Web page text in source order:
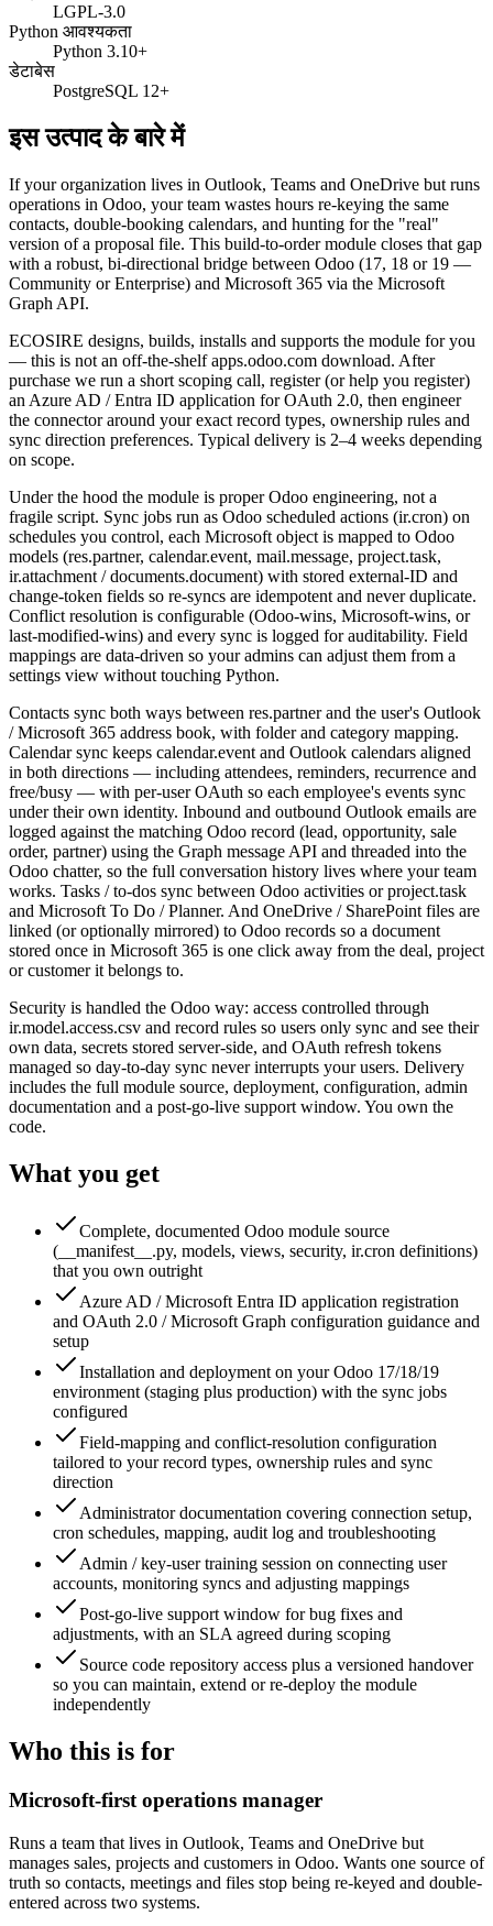
LGPL-3.0
Python आवश्यकता
Python 3.10+
डेटाबेस
PostgreSQL 12+
इस उत्पाद के बारे में
If your organization lives in Outlook, Teams and OneDrive but runs
operations in Odoo, your team wastes hours re-keying the same
contacts, double-booking calendars, and hunting for the "real"
version of a proposal file. This build-to-order module closes that gap
with a robust, bi-directional bridge between Odoo (17, 18 or 19 —
Community or Enterprise) and Microsoft 365 via the Microsoft
Graph API.
ECOSIRE designs, builds, installs and supports the module for you
— this is not an off-the-shelf apps.odoo.com download. After
purchase we run a short scoping call, register (or help you register)
an Azure AD / Entra ID application for OAuth 2.0, then engineer
the connector around your exact record types, ownership rules and
sync direction preferences. Typical delivery is 2–4 weeks depending
on scope.
Under the hood the module is proper Odoo engineering, not a
fragile script. Sync jobs run as Odoo scheduled actions (ir.cron) on
schedules you control, each Microsoft object is mapped to Odoo
models (res.partner, calendar.event, mail.message, project.task,
ir.attachment / documents.document) with stored external-ID and
change-token fields so re-syncs are idempotent and never duplicate.
Conflict resolution is configurable (Odoo-wins, Microsoft-wins, or
last-modified-wins) and every sync is logged for auditability. Field
mappings are data-driven so your admins can adjust them from a
settings view without touching Python.
Contacts sync both ways between res.partner and the user's Outlook
/ Microsoft 365 address book, with folder and category mapping.
Calendar sync keeps calendar.event and Outlook calendars aligned
in both directions — including attendees, reminders, recurrence and
free/busy — with per-user OAuth so each employee's events sync
under their own identity. Inbound and outbound Outlook emails are
logged against the matching Odoo record (lead, opportunity, sale
order, partner) using the Graph message API and threaded into the
Odoo chatter, so the full conversation history lives where your team
works. Tasks / to-dos sync between Odoo activities or project.task
and Microsoft To Do / Planner. And OneDrive / SharePoint files are
linked (or optionally mirrored) to Odoo records so a document
stored once in Microsoft 365 is one click away from the deal, project
or customer it belongs to.
Security is handled the Odoo way: access controlled through
ir.model.access.csv and record rules so users only sync and see their
own data, secrets stored server-side, and OAuth refresh tokens
managed so day-to-day sync never interrupts your users. Delivery
includes the full module source, deployment, configuration, admin
documentation and a post-go-live support window. You own the
code.
What you get
Complete, documented Odoo module source
(__manifest__.py, models, views, security, ir.cron definitions)
that you own outright
Azure AD / Microsoft Entra ID application registration
and OAuth 2.0 / Microsoft Graph configuration guidance and
setup
Installation and deployment on your Odoo 17/18/19
environment (staging plus production) with the sync jobs
configured
Field-mapping and conflict-resolution configuration
tailored to your record types, ownership rules and sync
direction
Administrator documentation covering connection setup,
cron schedules, mapping, audit log and troubleshooting
Admin / key-user training session on connecting user
accounts, monitoring syncs and adjusting mappings
Post-go-live support window for bug fixes and
adjustments, with an SLA agreed during scoping
Source code repository access plus a versioned handover
so you can maintain, extend or re-deploy the module
independently
Who this is for
Microsoft-first operations manager
Runs a team that lives in Outlook, Teams and OneDrive but
manages sales, projects and customers in Odoo. Wants one source of
truth so contacts, meetings and files stop being re-keyed and double-
entered across two systems.